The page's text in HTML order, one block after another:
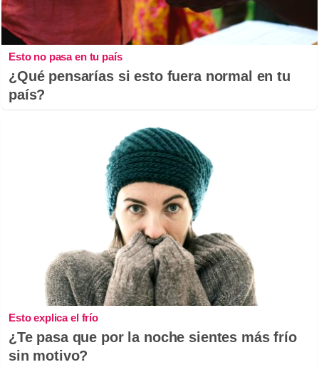
Esto no pasa en tu país
¿Qué pensarías si esto fuera normal en tu
país?
Esto explica el frío
¿Te pasa que por la noche sientes más frío
sin motivo?